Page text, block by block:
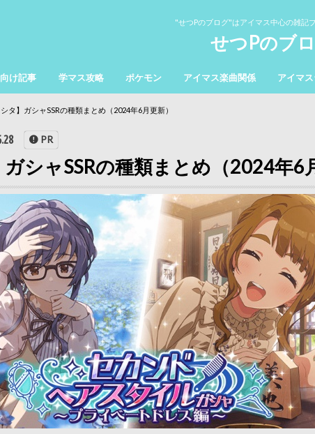
"せつPのブログ"はアイマス中心の雑記
せつPのブ
け記事 学マス攻略 ポケモン アイマス楽曲関係 アイマ
シタ】ガシャSSRの種類まとめ（2024年6月更新）
PR
ガシャSSRの種類まとめ（2024年6